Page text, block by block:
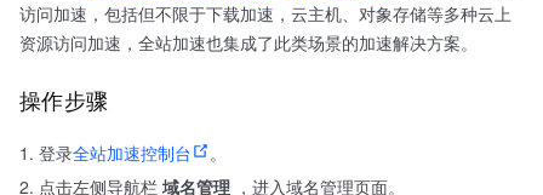
访问加速，包括但不限于下载加速，云主机、对象存储等多种云上
资源访问加速，全站加速也集成了此类场景的加速解决方案。
操作步骤
登录全站加速控制台
。
点击左侧导航栏 域名管理 ，进入域名管理页面。